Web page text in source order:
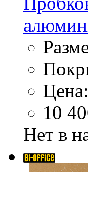
Цена:
10
Нет в